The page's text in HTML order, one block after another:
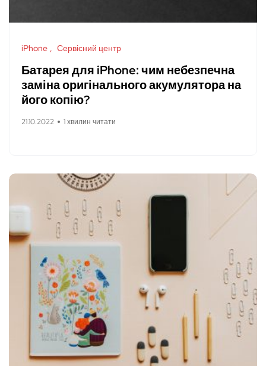
iPhone Сервісний центр
Батарея для iPhone: чим небезпечна
заміна оригінального акумулятора на
його копію?
21.10.2022 1 хвилин читати